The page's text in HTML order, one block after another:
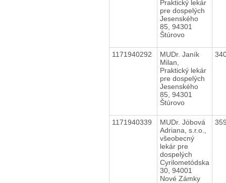
Praktický lekár
pre dospelých
Jesenského
85, 94301
Štúrovo
1171940292
MUDr. Janík
Milan,
Praktický lekár
pre dospelých
Jesenského
85, 94301
Štúrovo
1171940339
MUDr. Jóbová
Adriana, s.r.o.,
všeobecný
lekár pre
dospelých
Cyrilometódska
30, 94001
Nové Zámky